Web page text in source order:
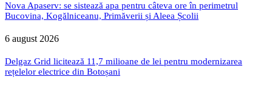
Nova Apaserv: se sistează apa pentru câteva ore în perimetrul
Bucovina, Kogălniceanu, Primăverii și Aleea Școlii
6 august 2026
Delgaz Grid licitează 11,7 milioane de lei pentru modernizarea
rețelelor electrice din Botoșani